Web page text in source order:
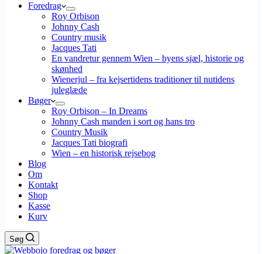
Foredrag
Roy Orbison
Johnny Cash
Country musik
Jacques Tati
En vandretur gennem Wien – byens sjæl, historie og
skønhed
Wienerjul – fra kejsertidens traditioner til nutidens
juleglæde
Bøger
Roy Orbison – In Dreams
Johnny Cash manden i sort og hans tro
Country Musik
Jacques Tati biografi
Wien – en historisk rejsebog
Blog
Om
Kontakt
Shop
Kasse
Kurv
Søg